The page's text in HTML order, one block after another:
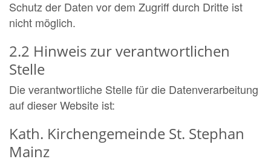
Schutz der Daten vor dem Zugriff durch Dritte ist
nicht möglich.
2.2 Hinweis zur verantwortlichen
Stelle
Die verantwortliche Stelle für die Datenverarbeitung
auf dieser Website ist:
Kath. Kirchengemeinde St. Stephan
Mainz